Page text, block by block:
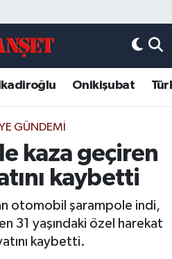
Onikişubat
GÜNDEMI
kaza geçiren
kaybetti
otomobil şarampole indi,
31 yaşındaki özel harekat
kaybetti.
Eczaneler
Durumu
Yoğunluk Haritası
ve Fikstür